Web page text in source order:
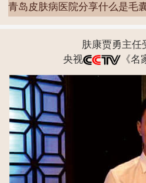
青岛皮肤病医院分享什么是毛
肤康贾勇主任
央视
《名